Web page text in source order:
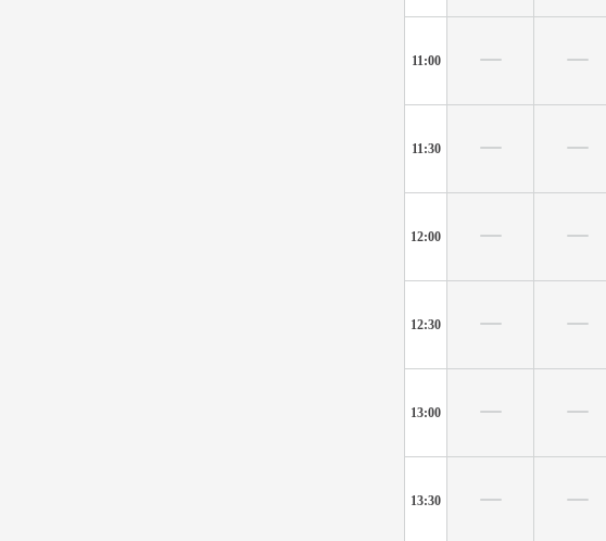
11:00
11:30
12:00
12:30
13:00
13:30